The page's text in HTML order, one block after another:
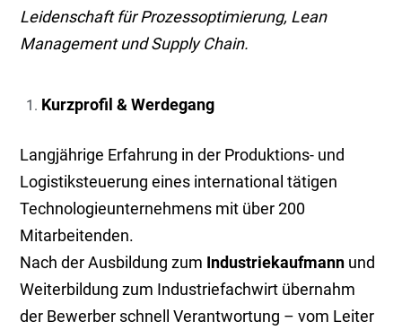
Leidenschaft für Prozessoptimierung, Lean
Management und Supply Chain.
Kurzprofil & Werdegang
Langjährige Erfahrung in der Produktions- und
Logistiksteuerung eines international tätigen
Technologieunternehmens mit über 200
Mitarbeitenden.
Nach der Ausbildung zum Industriekaufmann und
Weiterbildung zum Industriefachwirt übernahm
der Bewerber schnell Verantwortung – vom Leiter